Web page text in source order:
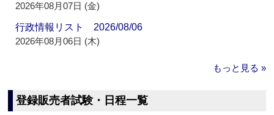
2026年08月07日 (金)
行政情報リスト 2026/08/06
2026年08月06日 (木)
もっと見る »
登録販売者試験・日程一覧